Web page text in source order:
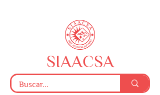
SIAACSA